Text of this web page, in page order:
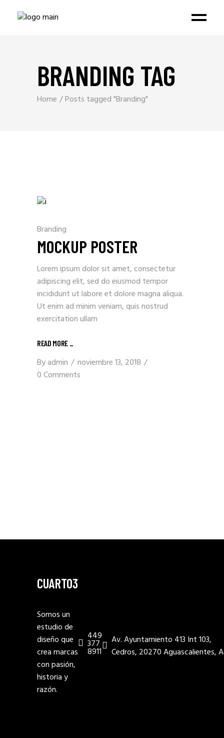
BRANDING TAG
Home Posts tagged "Branding"
Branding
MOCKUP POSTER
Lorem ipsum dolor sit amet, consectetur
adipiscing elit, sed do eiusmod tempor
incididunt ut labore et dolore magna aliqua.
Ut enim ad minim veniam, quis nostrud
exercitation ullam
READ MORE _
Byadmin
noviembre 13, 2018
0 Comments
CUARTO3
Somos un
estudio de
diseño que
crea marcas
con pasión,
historia y
razón.
449
377
8911
Av. Ayuntamiento 413 Int 103,
Cedros, 20270 Aguascalientes,